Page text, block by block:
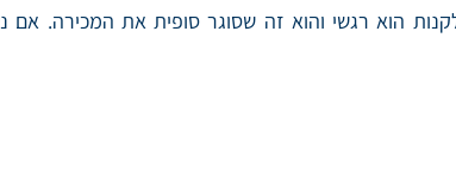
הוא רגשי והוא זה שסוגר סופית את המכירה. אם